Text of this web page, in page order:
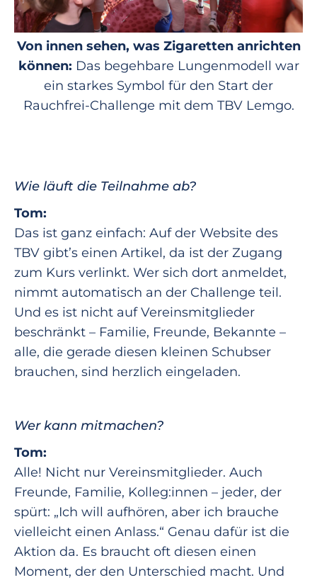
Von innen sehen, was Zigaretten anrichten
können: Das begehbare Lungenmodell war
ein starkes Symbol für den Start der
Rauchfrei-Challenge mit dem TBV Lemgo.
Wie läuft die Teilnahme ab?
Tom:
Das ist ganz einfach: Auf der Website des
TBV gibt’s einen Artikel, da ist der Zugang
zum Kurs verlinkt. Wer sich dort anmeldet,
nimmt automatisch an der Challenge teil.
Und es ist nicht auf Vereinsmitglieder
beschränkt – Familie, Freunde, Bekannte –
alle, die gerade diesen kleinen Schubser
brauchen, sind herzlich eingeladen.
Wer kann mitmachen?
Tom:
Alle! Nicht nur Vereinsmitglieder. Auch
Freunde, Familie, Kolleg:innen – jeder, der
spürt: „Ich will aufhören, aber ich brauche
vielleicht einen Anlass.“ Genau dafür ist die
Aktion da. Es braucht oft diesen einen
Moment, der den Unterschied macht. Und